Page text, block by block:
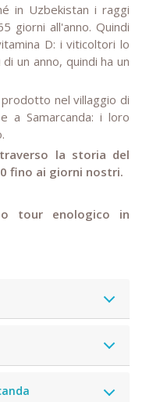
in Uzbekistan i raggi
giorni all'anno. Quindi
D: i viticoltori lo
un anno, quindi ha un
nel villaggio di
a Samarcanda: i loro
la storia del
fino ai giorni nostri.
tour enologico in